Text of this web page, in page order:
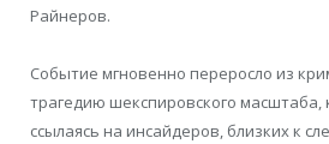
Райнеров.
Событие мгновенно переросло из
трагедию шекспировского масштаба,
ссылаясь на инсайдеров, близких к